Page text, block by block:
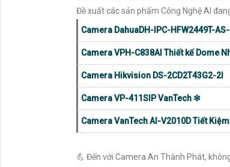
Đề xuất các sản phẩm Công Nghệ AI
Camera DahuaDH-IPC-HFW2449T-
Camera VPH-C838AI Thiết kế Dome
Camera Hikvision DS-2CD2T43G2-2I
Camera VP-411SIP VanTech ❇
Camera VanTech AI-V2010D Tiết
💪 Đến với Camera An Thành Phát,